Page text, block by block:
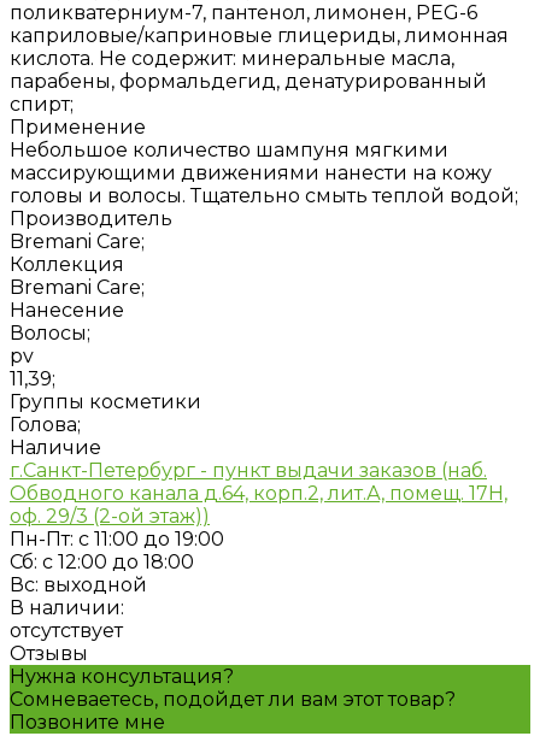
поликватерниум-7, пантенол, лимонен, PEG-6
каприловые/каприновые глицериды, лимонная
кислота. Не содержит: минеральные масла,
парабены, формальдегид, денатурированный
спирт;
Применение
Небольшое количество шампуня мягкими
массирующими движениями нанести на кожу
головы и волосы. Тщательно смыть теплой водой;
Производитель
Bremani Care;
Коллекция
Bremani Care;
Нанесение
Волосы;
pv
11,39;
Группы косметики
Голова;
Наличие
г.Санкт-Петербург - пункт выдачи заказов (наб.
Обводного канала д.64, корп.2, лит.А, помещ. 17H,
оф. 29/3 (2-ой этаж))
Пн-Пт: с 11:00 до 19:00
Сб: с 12:00 до 18:00
Вс: выходной
В наличии:
отсутствует
Отзывы
Нужна консультация?
Сомневаетесь, подойдет ли вам этот товар?
Позвоните мне